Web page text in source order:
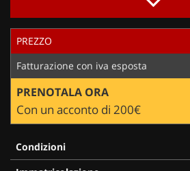
PREZZO
Fatturazione con iva esposta
PRENOTALA ORA
Con un acconto di 200€
Condizioni